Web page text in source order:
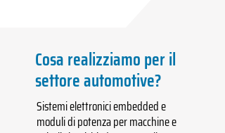
Cosa realizziamo per il
settore automotive?
Sistemi elettronici embedded e
moduli di potenza per macchine e